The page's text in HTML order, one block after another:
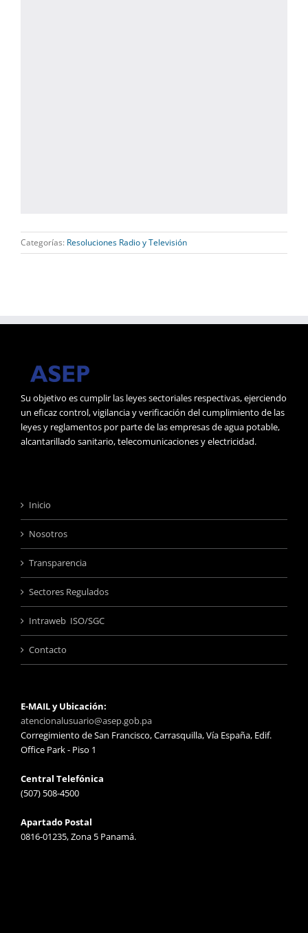
Categorías: Resoluciones Radio y Televisión
Su objetivo es cumplir las leyes sectoriales respectivas, ejerciendo
un eficaz control, vigilancia y verificación del cumplimiento de las
leyes y reglamentos por parte de las empresas de agua potable,
alcantarillado sanitario, telecomunicaciones y electricidad.
Inicio
Nosotros
Transparencia
Sectores Regulados
Intraweb ISO/SGC
Contacto
E-MAIL y Ubicación:
atencionalusuario@asep.gob.pa
Corregimiento de San Francisco, Carrasquilla, Vía España, Edif.
Office Park - Piso 1
Central Telefónica
(507) 508-4500
Apartado Postal
0816-01235, Zona 5 Panamá.